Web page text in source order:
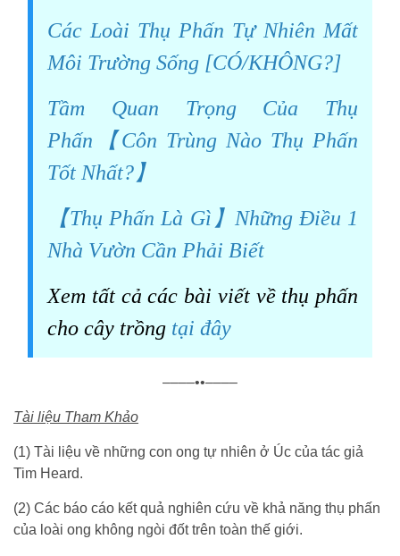
Các Loài Thụ Phấn Tự Nhiên Mất
Môi Trường Sống [CÓ/KHÔNG?]
Tầm Quan Trọng Của Thụ
Phấn【Côn Trùng Nào Thụ Phấn
Tốt Nhất?】
【Thụ Phấn Là Gì】Những Điều 1
Nhà Vườn Cần Phải Biết
Xem tất cả các bài viết về thụ phấn
cho cây trồng tại đây
––––••––––
Tài liệu Tham Khảo
(1) Tài liệu về những con ong tự nhiên ở Úc của tác giả
Tim Heard.
(2) Các báo cáo kết quả nghiên cứu về khả năng thụ phấn
của loài ong không ngòi đốt trên toàn thế giới.